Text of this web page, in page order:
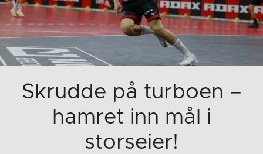
Skrudde på turboen –
hamret inn mål i
storseier!